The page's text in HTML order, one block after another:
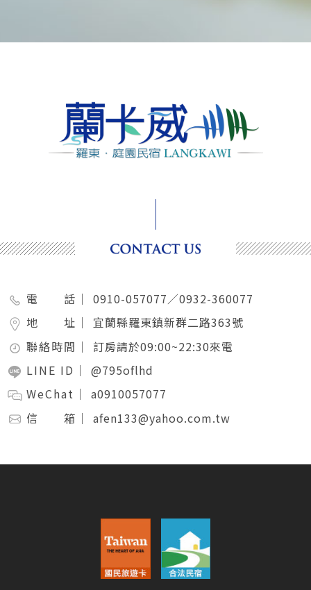
電 話｜
0910-057077／0932-360077
地 址｜
宜蘭縣羅東鎮新群二路363號
聯絡時間｜
訂房請於09:00~22:30來電
LINE ID｜
@795oflhd
WeChat｜
a0910057077
信 箱｜
afen133@yahoo.com.tw